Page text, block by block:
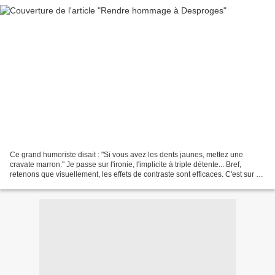
Ce grand humoriste disait : "Si vous avez les dents jaunes, mettez une
cravate marron." Je passe sur l'ironie, l'implicite à triple détente... Bref,
retenons que visuellement, les effets de contraste sont efficaces. C'est sur ce